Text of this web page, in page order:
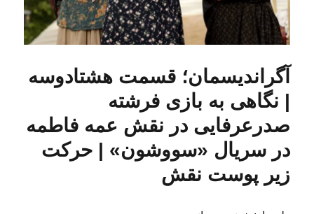
آگراندیسمان؛ قسمت هشتادوسه
| نگاهی به بازی فرشته
صدرعرفایی در نقش عمه فاطمه
در سریال «سووشون» | حرکت
زیر پوست نقش